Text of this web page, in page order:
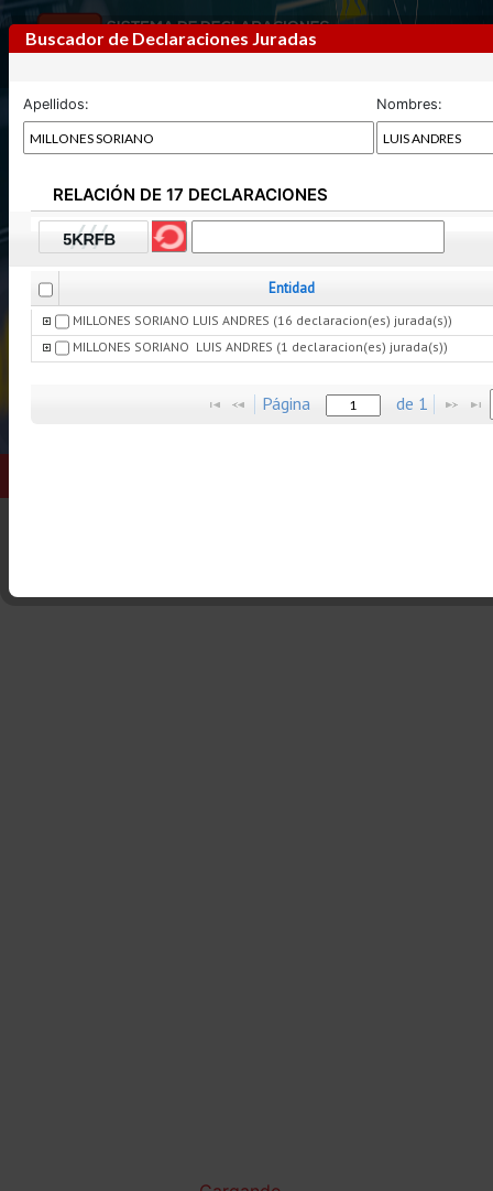
Previous
Buscador de Declaraciones Juradas
Apellidos: Nombres:
RELACIÓN DE 17 DECLARACIONES
Entidad
MILLONES SORIANO LUIS ANDRES (16 declaracion(es) jurada(s))
MILLONES SORIANO  LUIS ANDRES (1 declaracion(es) jurada(s))
Página de 1